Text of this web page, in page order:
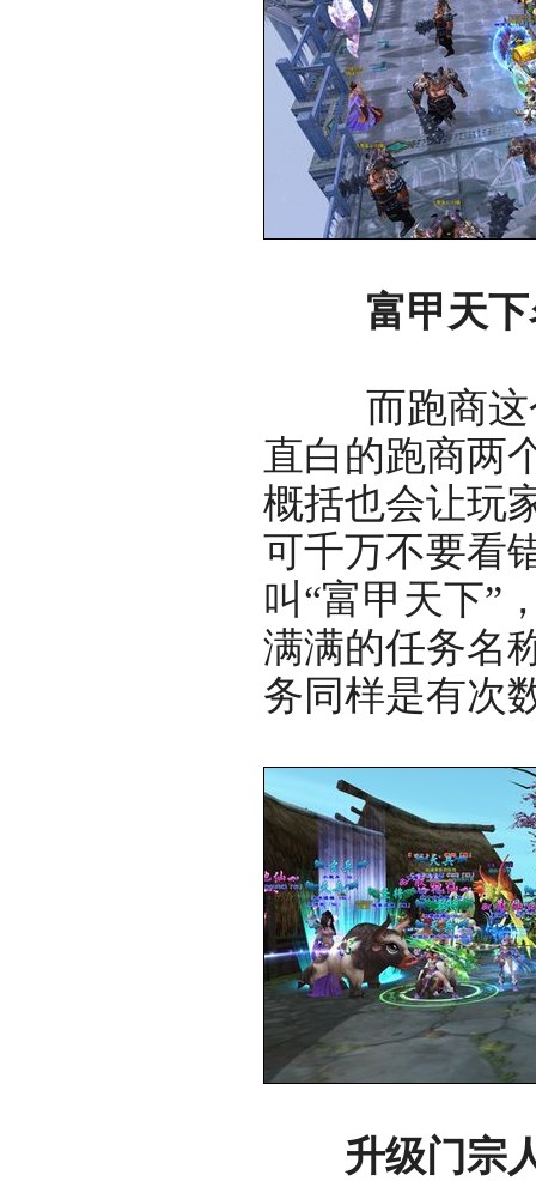
富甲天下
而跑商这个
直白的跑商两
概括也会让玩
可千万不要看
叫“富甲天下”
满满的任务名
务同样是有次
升级门宗